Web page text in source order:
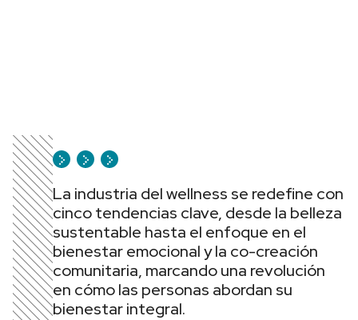
La industria del wellness se redefine con
cinco tendencias clave, desde la belleza
sustentable hasta el enfoque en el
bienestar emocional y la co-creación
comunitaria, marcando una revolución
en cómo las personas abordan su
bienestar integral.